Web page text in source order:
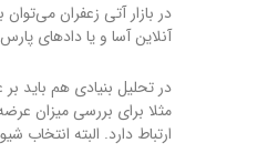
در بازار آتی زعفران
آنلاین آسا و یا دادهای
در تحلیل بنیادی هم باید
مثلا برای بررسی میزان
ارتباط دارد. البته